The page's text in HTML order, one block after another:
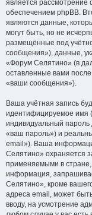
является рассмотрение
обеспечением phpBB.
являются данные,
могут быть, но не
размещённые под
сообщения»), данные,
«Форум Селятино» (в
оставленные вами
«ваши сообщения»).
Ваша учётная запись
идентифицируемое имя
индивидуальный пароль
«ваш пароль») и
email»). Ваша
Селятино» охраняется
применяемыми в
информация,
Селятино», кроме
адреса email, может
вводу, на усмотрение